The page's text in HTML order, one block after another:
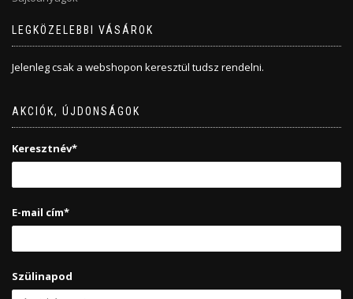
LEGKÖZELEBBI VÁSÁROK
Jelenleg csak a webshopon keresztül tudsz rendelni.
AKCIÓK, ÚJDONSÁGOK
Keresztnév*
E-mail cím*
Szülinapod